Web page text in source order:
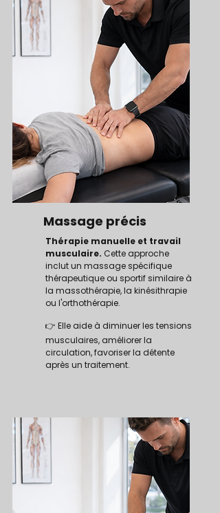
Massage précis
Thérapie manuelle et travail
musculaire. Cette approche
inclut un massage spécifique
thérapeutique ou sportif similaire à
la massothérapie, la kinésithrapie
ou l'orthothérapie.
👉 Elle aide à diminuer les tensions
musculaires, améliorer la
circulation, favoriser la détente
après un traitement.